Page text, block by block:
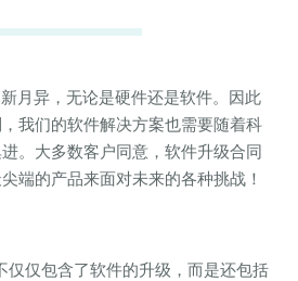
月异，无论是硬件还是软件。因此
我们的软件解决方案也需要随着科
。大多数客户同意，软件升级合同
端的产品来面对未来的各种挑战！
仅仅包含了软件的升级，而是还包括